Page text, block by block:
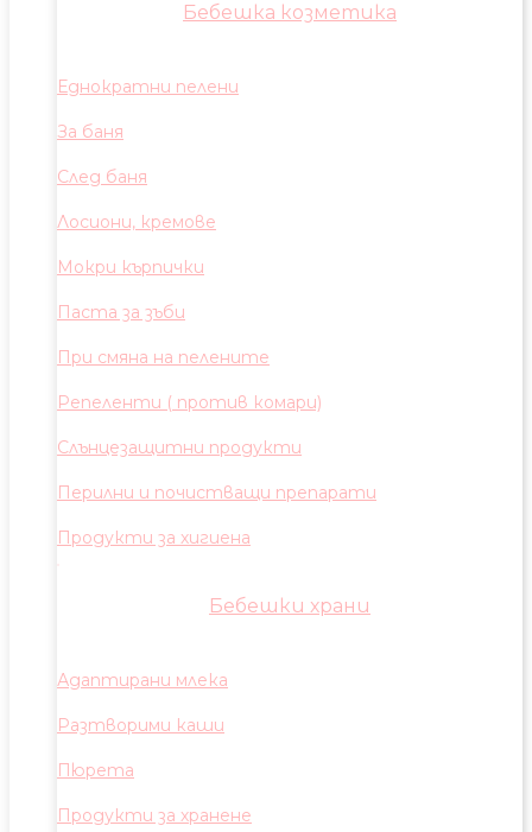
Бебешка козметика
Еднократни пелени
За баня
След баня
Лосиони, кремове
Мокри кърпички
Паста за зъби
При смяна на пелените
Репеленти ( против комари)
Слънцезащитни продукти
Перилни и почистващи препарати
Продукти за хигиена
Бебешки храни
Адаптирани млека
Разтворими каши
Пюрета
Продукти за хранене